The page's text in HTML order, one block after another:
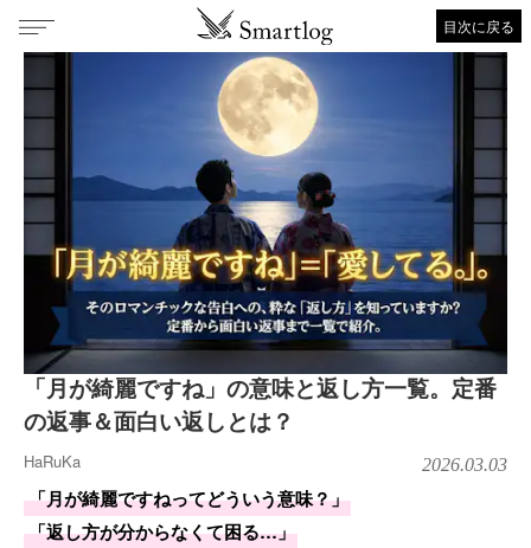
目次に戻る
「月が綺麗ですね」の意味と返し方一覧。定番
の返事＆面白い返しとは？
HaRuKa 2026.03.03
「月が綺麗ですねってどういう意味？」
「返し方が分からなくて困る…」